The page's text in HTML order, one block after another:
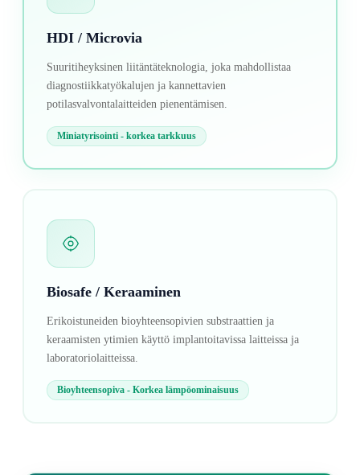
HDI / Microvia
Suuritiheyksinen liitäntäteknologia, joka mahdollistaa
diagnostiikkatyökalujen ja kannettavien
potilasvalvontalaitteiden pienentämisen.
Miniatyrisointi - korkea tarkkuus
Biosafe / Keraaminen
Erikoistuneiden bioyhteensopivien substraattien ja
keraamisten ytimien käyttö implantoitavissa laitteissa ja
laboratoriolaitteissa.
Bioyhteensopiva - Korkea lämpöominaisuus